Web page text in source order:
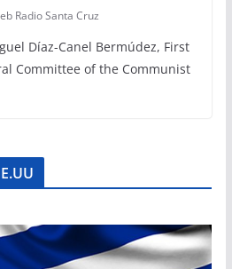
Radio Santa Cruz
Díaz-Canel Bermúdez, First
Committee of the Communist